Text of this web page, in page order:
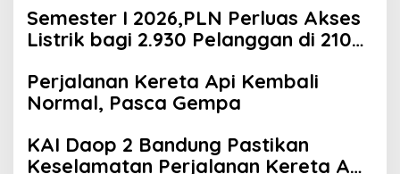
Semester I 2026,PLN Perluas Akses
Listrik bagi 2.930 Pelanggan di 210
Perjalanan Kereta Api Kembali
Normal, Pasca Gempa
KAI Daop 2 Bandung Pastikan
Keselamatan Perjalanan Kereta Api